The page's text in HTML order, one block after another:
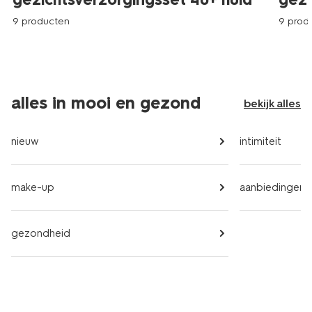
9 producten 9
alles in mooi en gezond bekijk alles
nieuw
make-up
gezondheid
intimiteit
aanbiedingen